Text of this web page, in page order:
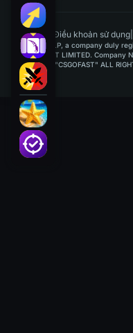
VN Điều khoản sử dụng
GAMUSOFT LP, a company duly
PAYPLAYSOFT LIMITED.
©2015-2026 "CSGOFAST" ALL